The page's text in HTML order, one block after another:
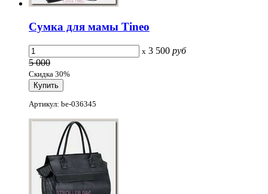
Сумка для мамы Tineo
x 3 500 руб
5 000
Скидка 30%
Артикул: be-036345